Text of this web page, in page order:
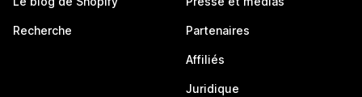
Recherche Partenaires
Affiliés
Juridique